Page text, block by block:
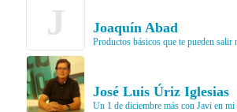
J Joaquín Abad
Productos básicos que te pueden
José Luis Úriz Iglesias
Un 1 de diciembre más con Javi en mi